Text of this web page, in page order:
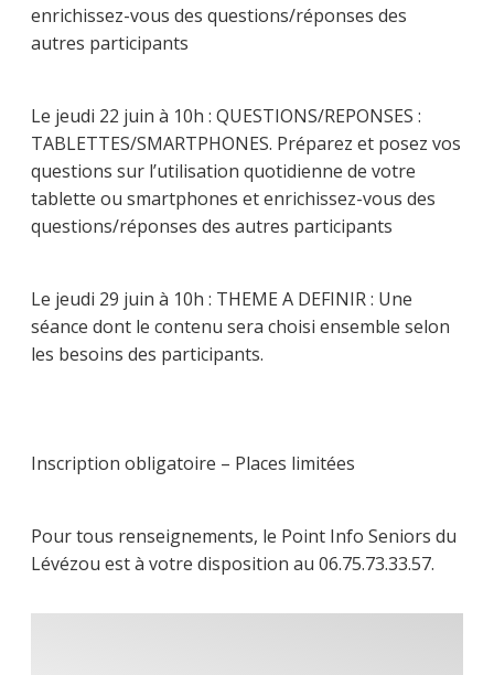
enrichissez-vous des questions/réponses des
autres participants
Le jeudi 22 juin à 10h : QUESTIONS/REPONSES :
TABLETTES/SMARTPHONES. Préparez et posez vos
questions sur l’utilisation quotidienne de votre
tablette ou smartphones et enrichissez-vous des
questions/réponses des autres participants
Le jeudi 29 juin à 10h : THEME A DEFINIR : Une
séance dont le contenu sera choisi ensemble selon
les besoins des participants.
Inscription obligatoire – Places limitées
Pour tous renseignements, le Point Info Seniors du
Lévézou est à votre disposition au 06.75.73.33.57.